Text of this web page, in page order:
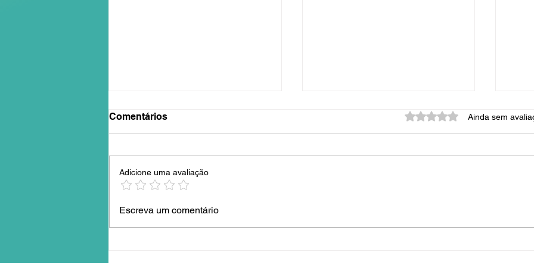
Serviços da Êxito
Comentários Avaliado com 0 de 5
Ainda sem
Adicione uma avaliação
Escreva um comentário